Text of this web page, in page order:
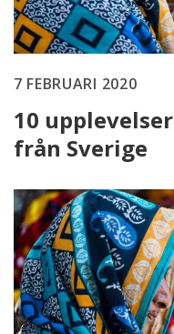
7 FEBRUARI 2020
10
från Sverige